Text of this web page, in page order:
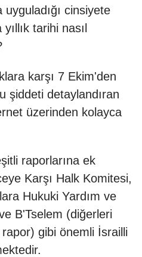
uyguladığı cinsiyete
tarihi nasıl
karşı 7 Ekim'den
şiddeti detaylandıran
üzerinden kolayca
raporlarına ek
Karşı Halk Komitesi,
Hukuki Yardım ve
B'Tselem (diğerleri
gibi önemli İsrailli